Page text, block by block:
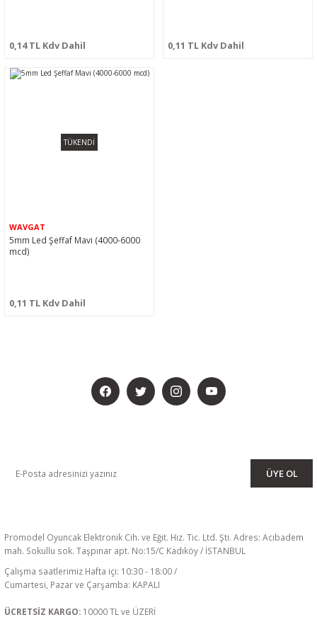
0,14 TL Kdv Dahil 0,11 TL Kdv Dahil
TÜKENDİ
WAVGAT
5mm Led Şeffaf Mavi (4000-6000
mcd)
0,11 TL Kdv Dahil
ÜYE OL
Promodel Oyuncak Elektronik Cih. ve Eğit. Hiz. Tic. Ltd. Şti. Adres: Acıbadem
mah. Sokullu sok. Taşpınar apt. No:15/C Kadıköy / İSTANBUL
Çalışma saatlerimiz Hafta içi: 10:30 - 18:00 /
Cumartesi, Pazar ve Çarşamba: KAPALI
ÜCRETSİZ KARGO: 10000 TL ve ÜZERİ